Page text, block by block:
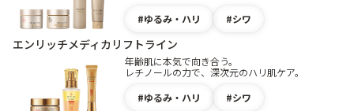
ゆるみ・ハリ シワ
エンリッチメディカリフトライン
年齢肌に本気で向き合う。
レチノールの力で、深次元のハリ肌ケア。
ゆるみ・ハリ
シワ